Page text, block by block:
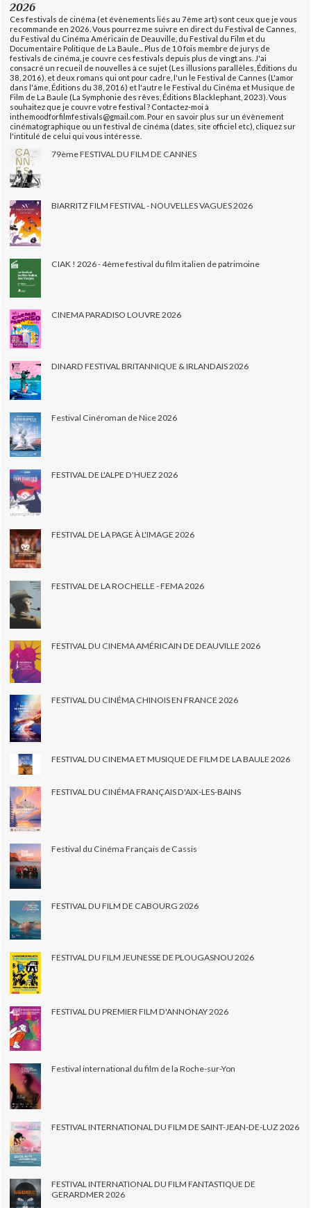
2026
Ces festivals de cinéma (et évènements liés au 7ème art) sont ceux que je vous
recommande en 2026. Vous pourrez me suivre en direct du Festival de Cannes,
du Festival du Cinéma Américain de Deauville, du Festival du Film et du
Documentaire Politique de La Baule... Plus de 10 fois membre de jurys de
festivals de cinéma, je couvre ces festivals depuis plus de vingt ans. J'ai
consacré un recueil de nouvelles à ce sujet (Les illusions parallèles, Éditions du
38, 2016), et deux romans qui ont pour cadre, l'un le Festival de Cannes (L'amor
dans l'âme, Éditions du 38, 2016) et l'autre le Festival du Cinéma et Musique de
Film de La Baule (La Symphonie des rêves, Éditions Blacklephant, 2023). Vous
souhaitez que je couvre votre festival ? Contactez-moi à
inthemoodforfilmfestivals@gmail.com. Pour en savoir plus sur un évènement
cinématographique ou un festival de cinéma (dates, site officiel etc), cliquez sur
l'intitulé de celui qui vous intéresse.
79ème FESTIVAL DU FILM DE CANNES
BIARRITZ FILM FESTIVAL - NOUVELLES VAGUES 2026
CIAK ! 2026 - 4ème festival du film italien de patrimoine
CINEMA PARADISO LOUVRE 2026
DINARD FESTIVAL BRITANNIQUE & IRLANDAIS 2026
Festival Cinéroman de Nice 2026
FESTIVAL DE L'ALPE D'HUEZ 2026
FESTIVAL DE LA PAGE À L'IMAGE 2026
FESTIVAL DE LA ROCHELLE - FEMA 2026
FESTIVAL DU CINEMA AMÉRICAIN DE DEAUVILLE 2026
FESTIVAL DU CINÉMA CHINOIS EN FRANCE 2026
FESTIVAL DU CINEMA ET MUSIQUE DE FILM DE LA BAULE 2026
FESTIVAL DU CINÉMA FRANÇAIS D'AIX-LES-BAINS
Festival du Cinéma Français de Cassis
FESTIVAL DU FILM DE CABOURG 2026
FESTIVAL DU FILM JEUNESSE DE PLOUGASNOU 2026
FESTIVAL DU PREMIER FILM D'ANNONAY 2026
Festival international du film de la Roche-sur-Yon
FESTIVAL INTERNATIONAL DU FILM DE SAINT-JEAN-DE-LUZ 2026
FESTIVAL INTERNATIONAL DU FILM FANTASTIQUE DE
GERARDMER 2026